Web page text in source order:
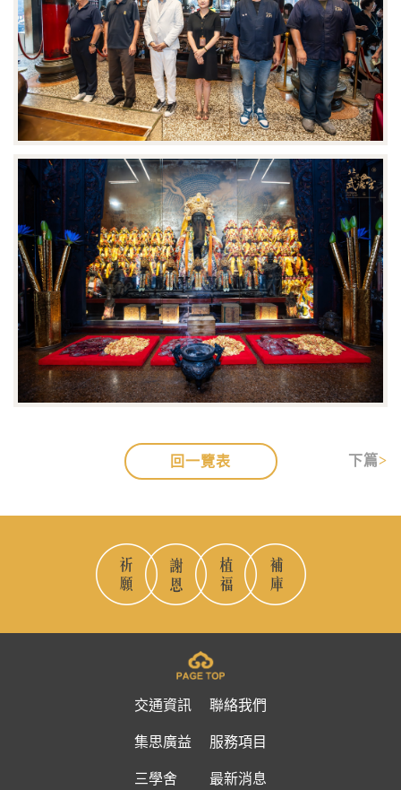
回一覽表 下篇
交通資訊 聯絡我們
集思廣益 服務項目
三學舍 最新消息